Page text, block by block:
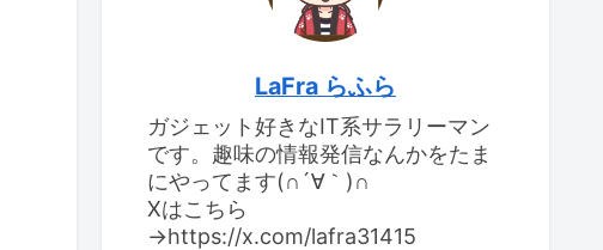
LaFra らふら
ガジェット好きなIT系サラリーマン
です。趣味の情報発信なんかをたま
にやってます(∩´∀｀)∩
Xはこちら
→https://x.com/lafra31415